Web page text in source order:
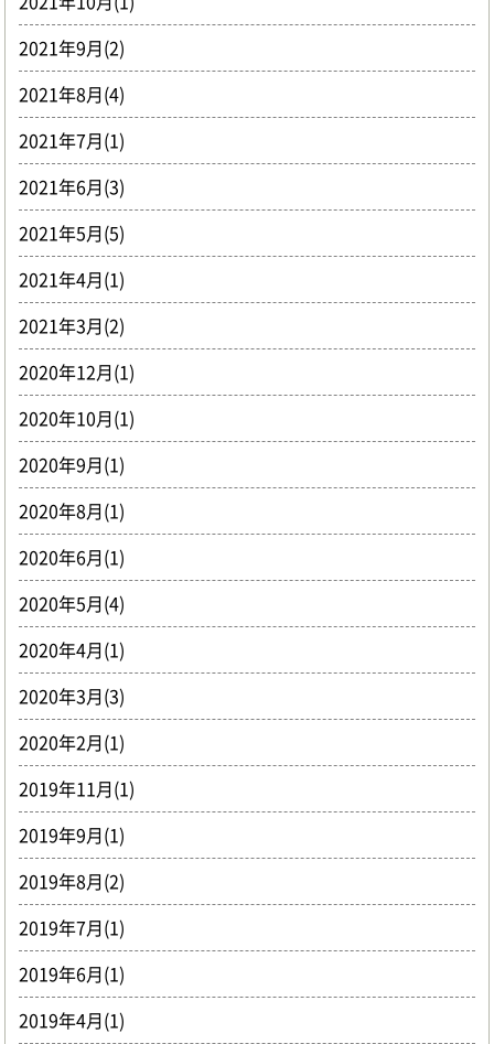
2021年9月(2)
2021年8月(4)
2021年7月(1)
2021年6月(3)
2021年5月(5)
2021年4月(1)
2021年3月(2)
2020年12月(1)
2020年10月(1)
2020年9月(1)
2020年8月(1)
2020年6月(1)
2020年5月(4)
2020年4月(1)
2020年3月(3)
2020年2月(1)
2019年11月(1)
2019年9月(1)
2019年8月(2)
2019年7月(1)
2019年6月(1)
2019年4月(1)